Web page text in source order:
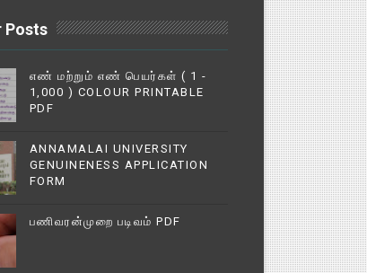
Posts
எண் மற்றும் எண் பெயர்கள் ( 1 -
1,000 ) COLOUR PRINTABLE
PDF
ANNAMALAI UNIVERSITY
GENUINENESS APPLICATION
FORM
பணிவரன்முறை படிவம் PDF